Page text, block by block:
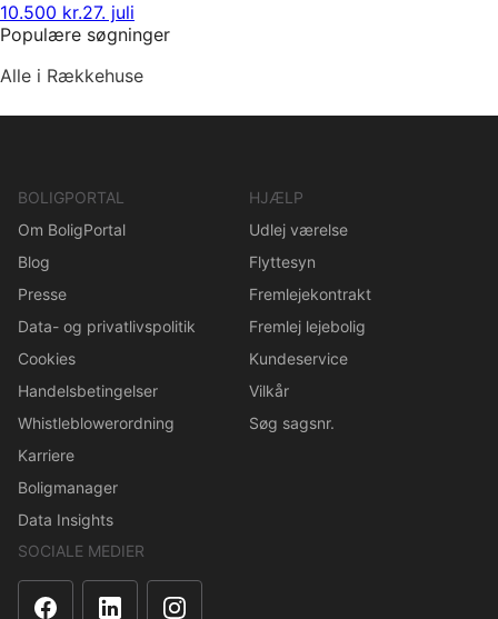
10.500 kr.27. juli
Populære søgninger
Alle i Rækkehuse
BOLIGPORTAL
Om BoligPortal
Blog
Presse
Data- og privatlivspolitik
Cookies
Handelsbetingelser
Whistleblowerordning
Karriere
Boligmanager
Data Insights
HJÆLP
Udlej værelse
Flyttesyn
Fremlejekontrakt
Fremlej lejebolig
Kundeservice
Vilkår
Søg sagsnr.
SOCIALE MEDIER